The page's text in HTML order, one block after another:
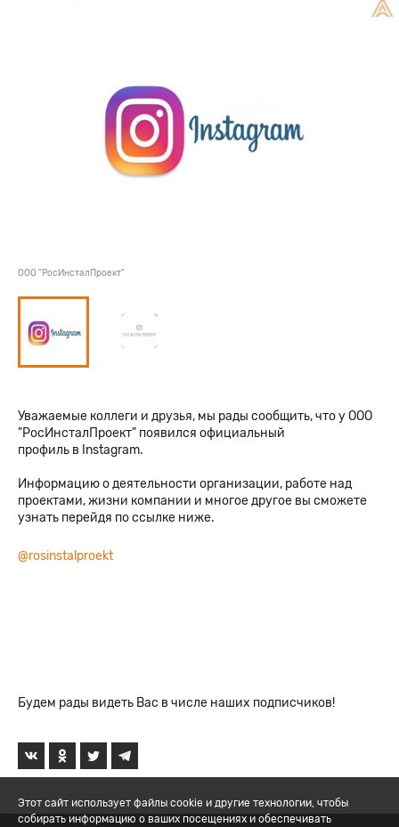
ООО "РосИнсталПроект"
Уважаемые коллеги и друзья, мы рады сообщить, что у ООО
"РосИнсталПроект" появился официальный
профиль в Instagram.
Информацию о деятельности организации, работе над
проектами, жизни компании и многое другое вы сможете
узнать перейдя по ссылке ниже.
@rosinstalproekt
Будем рады видеть Вас в числе наших подписчиков!
Этот сайт использует файлы cookie и другие технологии, чтобы
собирать информацию о ваших посещениях и обеспечивать